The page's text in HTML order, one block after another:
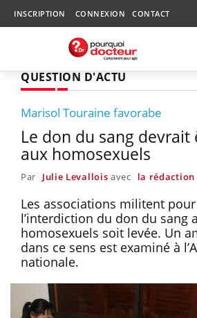
INSCRIPTION CONNEXION CONTACT
QUESTION D'ACTU
Marisol Touraine favorabe
Le don du sang
aux homosexuels
Par Julie Levallois avec la rédaction
Les associations militent
l’interdiction du don du sang
homosexuels soit levée. Un
dans ce sens est examiné à
nationale.